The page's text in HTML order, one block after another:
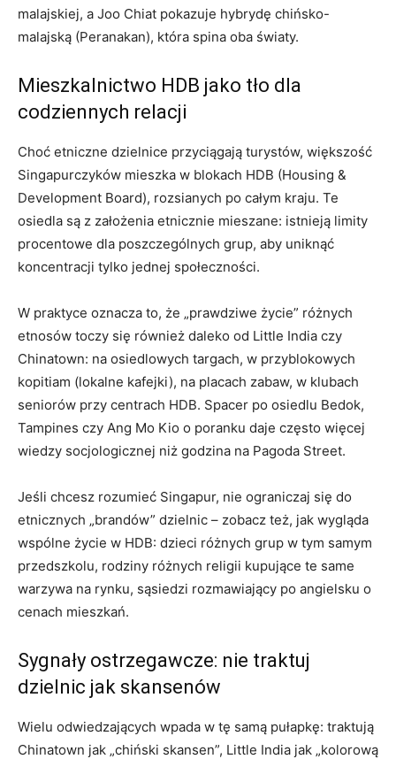
malajskiej, a Joo Chiat pokazuje hybrydę chińsko-
malajską (Peranakan), która spina oba światy.
Mieszkalnictwo HDB jako tło dla
codziennych relacji
Choć etniczne dzielnice przyciągają turystów, większość
Singapurczyków mieszka w blokach HDB (Housing &
Development Board), rozsianych po całym kraju. Te
osiedla są z założenia etnicznie mieszane: istnieją limity
procentowe dla poszczególnych grup, aby uniknąć
koncentracji tylko jednej społeczności.
W praktyce oznacza to, że „prawdziwe życie” różnych
etnosów toczy się również daleko od Little India czy
Chinatown: na osiedlowych targach, w przyblokowych
kopitiam (lokalne kafejki), na placach zabaw, w klubach
seniorów przy centrach HDB. Spacer po osiedlu Bedok,
Tampines czy Ang Mo Kio o poranku daje często więcej
wiedzy socjologicznej niż godzina na Pagoda Street.
Jeśli chcesz rozumieć Singapur, nie ograniczaj się do
etnicznych „brandów” dzielnic – zobacz też, jak wygląda
wspólne życie w HDB: dzieci różnych grup w tym samym
przedszkolu, rodziny różnych religii kupujące te same
warzywa na rynku, sąsiedzi rozmawiający po angielsku o
cenach mieszkań.
Sygnały ostrzegawcze: nie traktuj
dzielnic jak skansenów
Wielu odwiedzających wpada w tę samą pułapkę: traktują
Chinatown jak „chiński skansen”, Little India jak „kolorową